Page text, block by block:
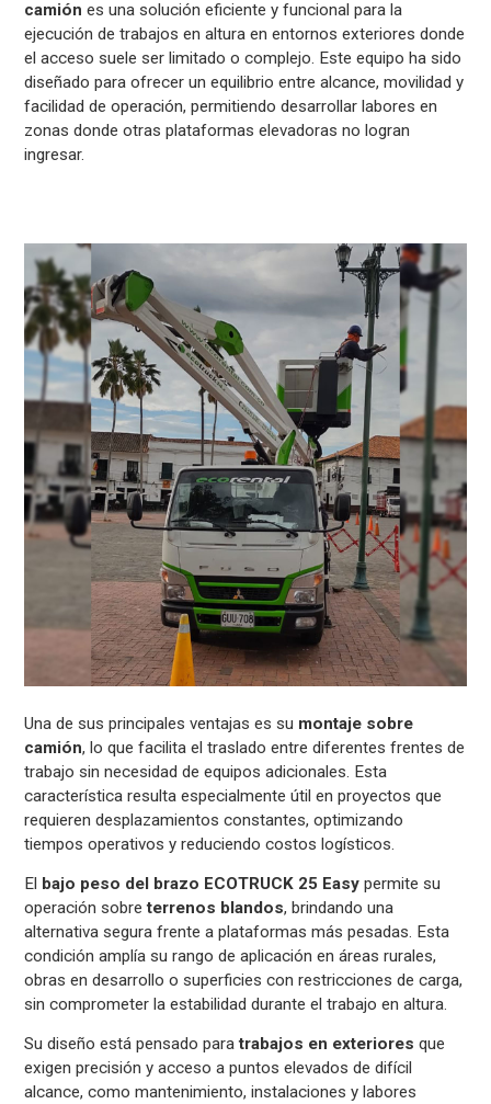
camión es una solución eficiente y funcional para la
ejecución de trabajos en altura en entornos exteriores donde
el acceso suele ser limitado o complejo. Este equipo ha sido
diseñado para ofrecer un equilibrio entre alcance, movilidad y
facilidad de operación, permitiendo desarrollar labores en
zonas donde otras plataformas elevadoras no logran
ingresar.
Una de sus principales ventajas es su montaje sobre
camión, lo que facilita el traslado entre diferentes frentes de
trabajo sin necesidad de equipos adicionales. Esta
característica resulta especialmente útil en proyectos que
requieren desplazamientos constantes, optimizando
tiempos operativos y reduciendo costos logísticos.
El bajo peso del brazo ECOTRUCK 25 Easy permite su
operación sobreterrenos blandos, brindando una
alternativa segura frente a plataformas más pesadas. Esta
condición amplía su rango de aplicación en áreas rurales,
obras en desarrollo o superficies con restricciones de carga,
sin comprometer la estabilidad durante el trabajo en altura.
Su diseño está pensado paratrabajos en exteriores que
exigen precisión y acceso a puntos elevados de difícil
alcance, como mantenimiento, instalaciones y labores